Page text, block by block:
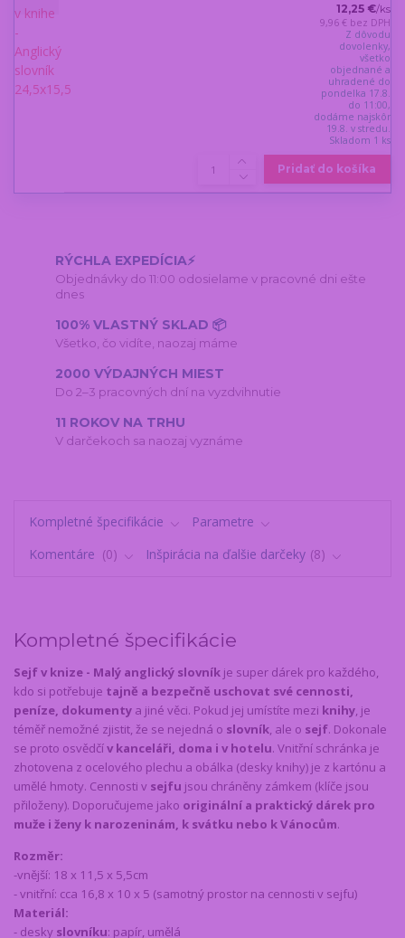
12,25 €/ks
9,96 € bez DPH
Z dôvodu
dovolenky,
všetko
objednané a
uhradené do
pondelka 17.8.
do 11:00,
dodáme najskôr
19.8. v stredu.
Skladom 1 ks
Pridať do košíka
RÝCHLA EXPEDÍCIA⚡
Objednávky do 11:00 odosielame v pracovné dni ešte
dnes
100% VLASTNÝ SKLAD 📦
Všetko, čo vidíte, naozaj máme
2000 VÝDAJNÝCH MIEST
Do 2–3 pracovných dní na vyzdvihnutie
11 ROKOV NA TRHU
V darčekoch sa naozaj vyznáme
Kompletné špecifikácie
Parametre
Komentáre
0 Inšpirácia na ďalšie darčeky 8
Kompletné špecifikácie
Sejf v knize - Malý anglický slovník je super dárek pro každého,
kdo si potřebuje tajně a bezpečně uschovat své cennosti,
peníze, dokumenty a jiné věci. Pokud jej umístíte mezi knihy, je
téměř nemožné zjistit, že se nejedná o slovník, ale o sejf. Dokonale
se proto osvědčív kanceláři, doma i v hotelu. Vnitřní schránka je
zhotovena z ocelového plechu a obálka (desky knihy) je z kartónu a
umělé hmoty. Cennosti v sejfu jsou chráněny zámkem (klíče jsou
přiloženy). Doporučujeme jako originální a praktický dárek pro
muže i ženy k narozeninám, k svátku nebo k Vánocům.
Rozměr:
-vnější: 18 x 11,5 x 5,5cm
- vnitřní: cca 16,8 x 10 x 5 (samotný prostor na cennosti v sejfu)
Materiál:
- desky slovníku: papír, umělá